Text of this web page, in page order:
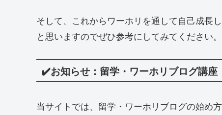
そして、これからワーホリを通して自己成長
と思いますのでぜひ参考にしてみてください。
✔️お知らせ：留学・ワーホリブログ講座
当サイトでは、留学・ワーホリブログの始め